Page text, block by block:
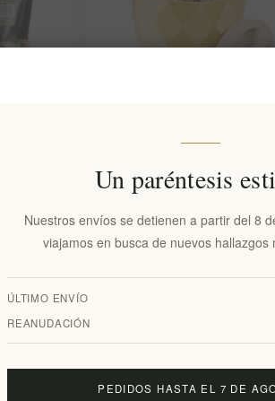
Brittle -
Delight
para pistachos con
EL1911
Un paréntesis
Nuestros envíos se detienen a partir del 8
viajamos en busca de nuevos hallazgos
ÚLTIMO ENVÍO
REANUDACIÓN
PEDIDOS HASTA EL 7 DE